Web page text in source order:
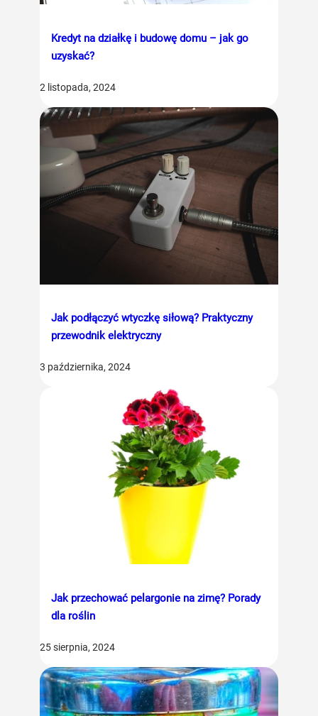
Kredyt na działkę i budowę domu – jak go
uzyskać?
2 listopada, 2024
Jak podłączyć wtyczkę siłową? Praktyczny
przewodnik elektryczny
3 października, 2024
Jak przechować pelargonie na zimę? Porady
dla roślin
25 sierpnia, 2024